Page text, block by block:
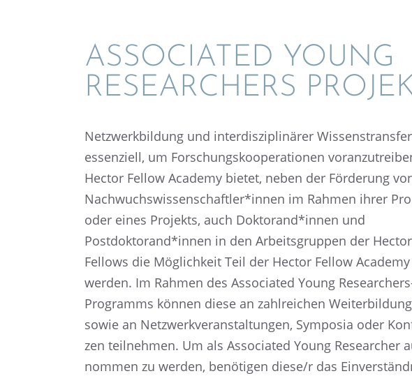
ASSOCIA­TED YOUNG
RESEAR­CHERS
Netzwerk­bil­dung und inter­dis­zi­pli­nä­rer
essen­zi­ell, um Forschungs­ko­ope­ra­tio­nen
Hector Fellow Academy bietet, neben der Förde­rung
Nachwuchswissenschaftler*innen im Rahmen ihrer
oder eines Projekts, auch Doktorand*innen und
Postdoktorand*innen in den Arbeits­grup­pen der Hector
Fellows die Möglich­keit Teil der Hector Fellow Academy
werden. Im Rahmen des Associa­ted Young
Programms können diese an zahlrei­chen
sowie an Netzwerk­ver­an­stal­tun­gen, Sympo­sia oder
zen teilneh­men. Um als Associa­ted Young Resear­cher
nom­men zu werden, benöti­gen diese/r das